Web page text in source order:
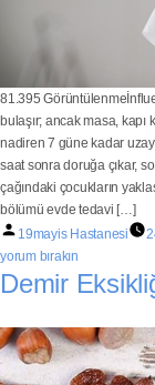
81.395
bulaşır; ancak masa,
nadiren 7 güne kadar
saat sonra doruğa çıkar,
çağındaki çocukların
bölümü evde tedavi […]
19mayis Hastanesi
yorum bırakın
Demir